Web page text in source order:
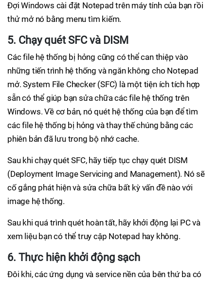
Đợi Windows cài đặt Notepad trên máy tính của bạn rồi
thử mở nó bằng menu tìm kiếm.
5. Chạy quét SFC và DISM
Các file hệ thống bị hỏng cũng có thể can thiệp vào
những tiến trình hệ thống và ngăn không cho Notepad
mở. System File Checker (SFC) là một tiện ích tích hợp
sẵn có thể giúp bạn sửa chữa các file hệ thống trên
Windows. Về cơ bản, nó quét hệ thống của bạn để tìm
các file hệ thống bị hỏng và thay thế chúng bằng các
phiên bản đã lưu trong bộ nhớ cache.
Sau khi chạy quét SFC, hãy tiếp tục chạy quét DISM
(Deployment Image Servicing and Management). Nó sẽ
cố gắng phát hiện và sửa chữa bất kỳ vấn đề nào với
image hệ thống.
Sau khi quá trình quét hoàn tất, hãy khởi động lại PC và
xem liệu bạn có thể truy cập Notepad hay không.
6. Thực hiện khởi động sạch
Đôi khi, các ứng dụng và service nền của bên thứ ba có